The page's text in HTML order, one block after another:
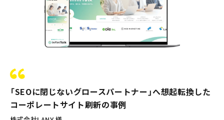
「SEOに閉じないグロースパートナー」へ想起転換した
コーポレートサイト刷新の事例